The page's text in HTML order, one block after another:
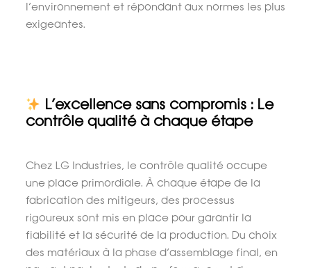
l’environnement et répondant aux normes les plus
exigeantes.
L’excellence sans compromis : Le
contrôle qualité à chaque étape
Chez LG Industries, le contrôle qualité occupe
une place primordiale. À chaque étape de la
fabrication des mitigeurs, des processus
rigoureux sont mis en place pour garantir la
fiabilité et la sécurité de la production. Du choix
des matériaux à la phase d’assemblage final, en